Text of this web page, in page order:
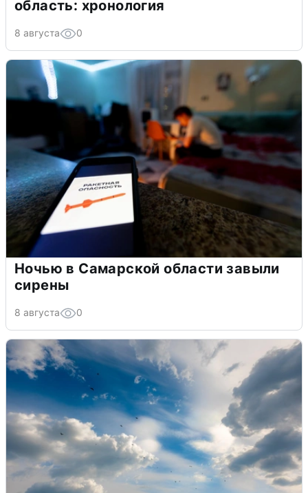
область: хронология
8 августа 0
Ночью в Самарской области завыли
сирены
8 августа 0